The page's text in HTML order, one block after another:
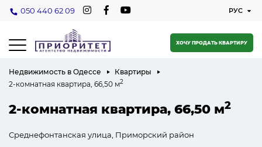
050 440 62 09
ХОЧУ ПРОДАТЬ КВАРТИРУ
Недвижимость в Одессе
Квартиры
2-комнатная квартира, 66,50 м2
2-комнатная квартира, 66,50 м2
Среднефонтанская улица, Приморский район